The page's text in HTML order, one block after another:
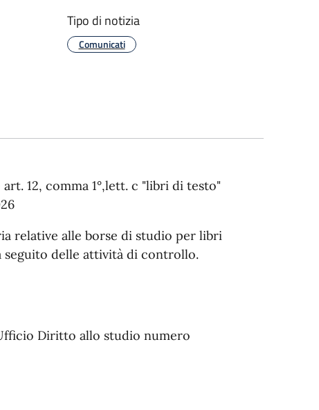
Tipo di notizia
Comunicati
art. 12, comma 1°,lett. c "libri di testo"
relative alle borse di studio per libri
seguito delle attività di controllo.
Diritto allo studio numero